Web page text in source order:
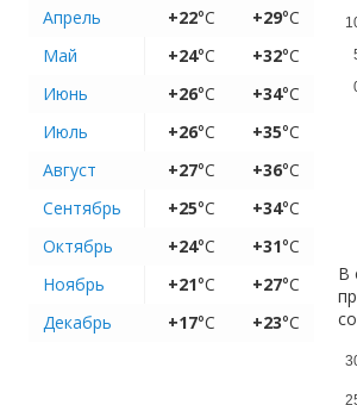
Апрель
+22°C +29°C
Май
+24°C +32°C
Июнь
+26°C +34°C
Июль
+26°C +35°C
Август
+27°C +36°C
Сентябрь
+25°C +34°C
Октябрь
+24°C +31°C
Ноябрь
+21°C +27°C
Декабрь
+17°C +23°C
В